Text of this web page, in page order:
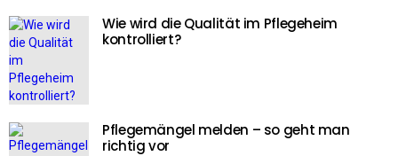
Wie wird die Qualität im Pflegeheim
kontrolliert?
Pflegemängel melden – so geht man
richtig vor